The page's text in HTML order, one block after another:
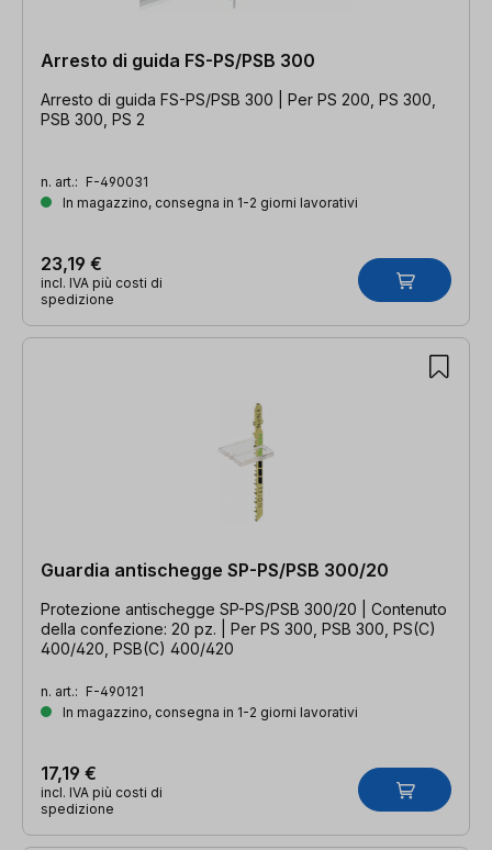
Arresto di guida FS-PS/PSB 300
Arresto di guida FS-PS/PSB 300 | Per PS 200, PS 300,
PSB 300, PS 2
n. art.: F-490031
In magazzino, consegna in 1-2 giorni lavorativi
23,19 €
incl. IVA più costi di
spedizione
Guardia antischegge SP-PS/PSB 300/20
Protezione antischegge SP-PS/PSB 300/20 | Contenuto
della confezione: 20 pz. | Per PS 300, PSB 300, PS(C)
400/420, PSB(C) 400/420
n. art.: F-490121
In magazzino, consegna in 1-2 giorni lavorativi
17,19 €
incl. IVA più costi di
spedizione